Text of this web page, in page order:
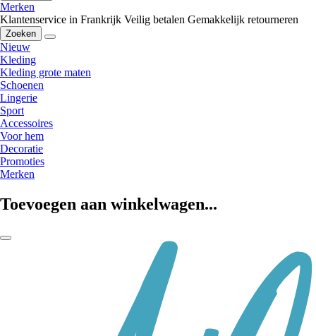
Merken
Klantenservice in Frankrijk Veilig betalen Gemakkelijk retourneren
Zoeken
Nieuw
Kleding
Kleding grote maten
Schoenen
Lingerie
Sport
Accessoires
Voor hem
Decoratie
Promoties
Merken
Toevoegen aan winkelwagen...